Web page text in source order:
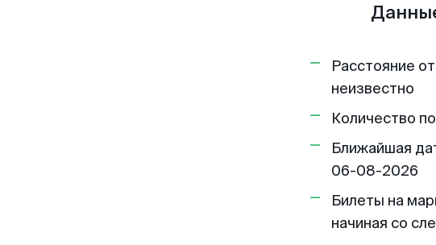
Расстояние
неизвестно
Количество
Ближайшая
06-08-2026
Билеты на
начиная со